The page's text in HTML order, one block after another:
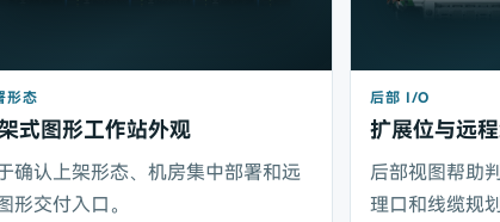
形态
式图形工作站外观
确认上架形态、机房集中部署和远
形交付入口。
后部 I/O
扩展位与远
后部视图帮助
理口和线缆规